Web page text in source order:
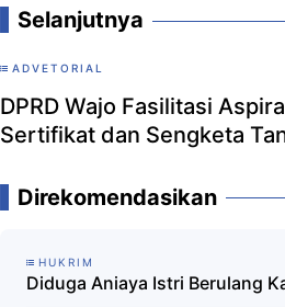
Selanjutnya
ADVETORIAL
DPRD Wajo Fasilitasi
Sertifikat dan Sengketa
Direkomendasikan
HUKRIM
Diduga Aniaya Istri Berulang